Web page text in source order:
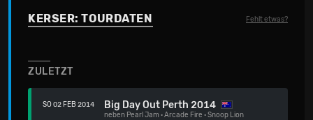
KERSER: TOURDATEN Fehlt etwas?
ZULETZT
SO 02 FEB 2014 Big Day Out Perth 2014
neben Pearl Jam ·Arcade Fire ·Snoop Lion